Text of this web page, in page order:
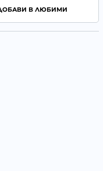
В ЛЮБИМИ